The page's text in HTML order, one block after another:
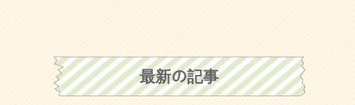
最新の記事